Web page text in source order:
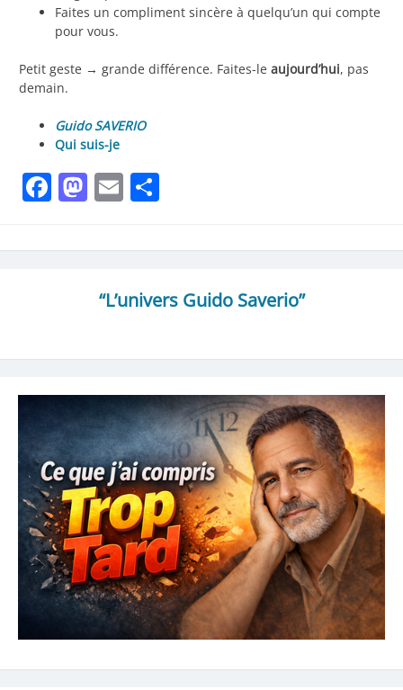
Faites un compliment sincère à quelqu’un qui compte
pour vous.
Petit geste → grande différence. Faites-le aujourd’hui, pas
demain.
Guido SAVERIO
Qui suis-je
Facebook
Mastodon
Email
“L’univers Guido Saverio”